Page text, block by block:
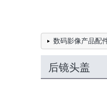
数码影像产品配
后镜头盖